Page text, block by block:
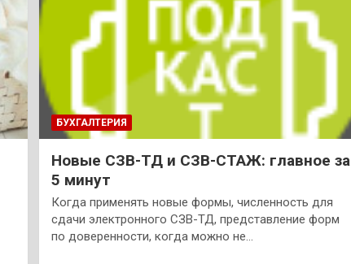
БУХГАЛТЕРИЯ
Новые СЗВ-ТД и СЗВ-СТАЖ: главное за
5 минут
Когда применять новые формы, численность для
сдачи электронного СЗВ-ТД, представление форм
по доверенности, когда можно не…